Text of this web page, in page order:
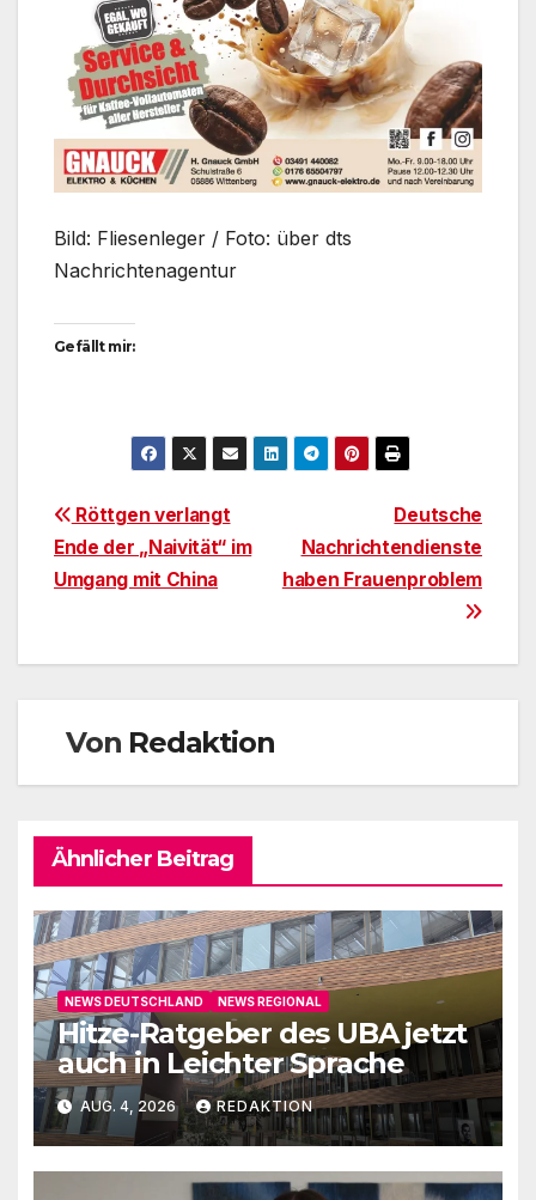
Bild: Fliesenleger / Foto: über dts
Nachrichtenagentur
Gefällt mir:
BeitragsnavigationDeutsche
Nachrichtendienste
haben Frauenproblem
Röttgen verlangt
Ende der „Naivität“ im
Umgang mit China
Von Redaktion
Ähnlicher Beitrag
NEWS DEUTSCHLAND NEWS REGIONAL
Hitze-Ratgeber des UBA jetzt
auch in Leichter Sprache
AUG. 4, 2026 REDAKTION